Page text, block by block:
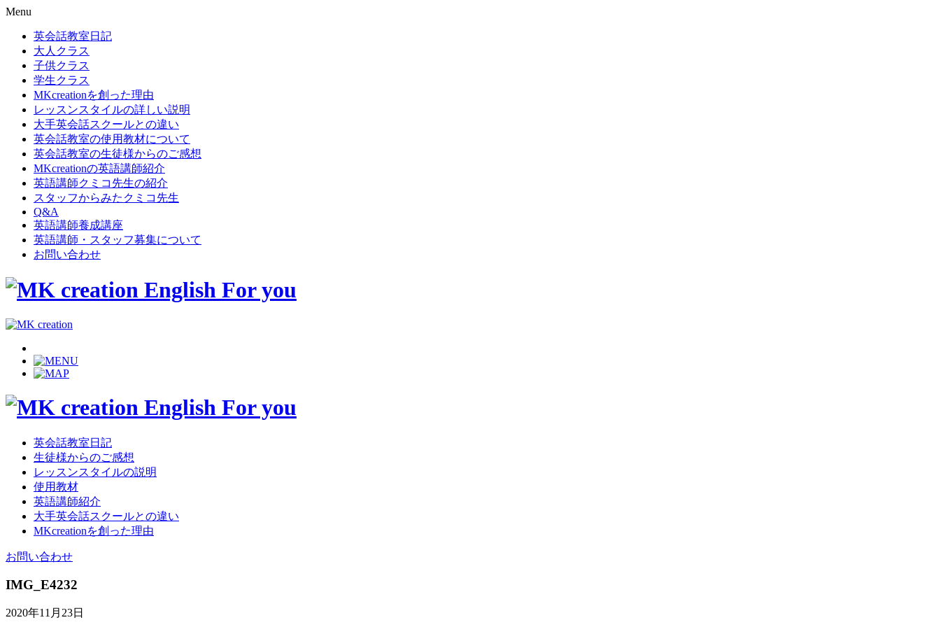
Menu
英会話教室日記
大人クラス
子供クラス
学生クラス
MKcreationを創った理由
レッスンスタイルの詳しい説明
大手英会話スクールとの違い
英会話教室の使用教材について
英会話教室の生徒様からのご感想
MKcreationの英語講師紹介
英語講師クミコ先生の紹介
スタッフからみたクミコ先生
Q&A
英語講師養成講座
英語講師・スタッフ募集について
お問い合わせ
英会話教室日記
生徒様からのご感想
レッスンスタイルの説明
使用教材
英語講師紹介
大手英会話スクールとの違い
MKcreationを創った理由
お問い合わせ
IMG_E4232
2020年11月23日